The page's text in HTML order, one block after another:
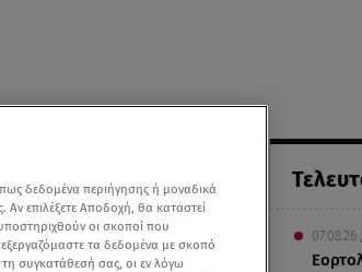
07.08.26
δεδομένα περιήγησης ή μοναδικά
επιλέξετε Αποδοχή, θα καταστεί
οι σκοποί που
τα δεδομένα με σκοπό
συγκατάθεσή σας, οι εν λόγω